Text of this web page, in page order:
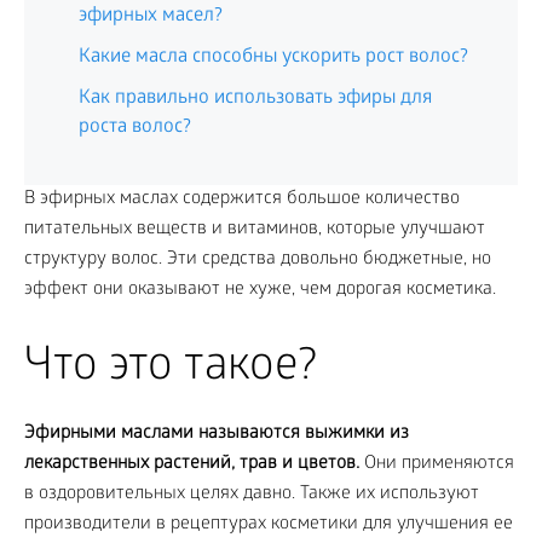
эфирных масел?
Какие масла способны ускорить рост волос?
Как правильно использовать эфиры для
роста волос?
В эфирных маслах содержится большое количество
питательных веществ и витаминов, которые улучшают
структуру волос. Эти средства довольно бюджетные, но
эффект они оказывают не хуже, чем дорогая косметика.
Что это такое?
Эфирными маслами называются выжимки из
лекарственных растений, трав и цветов. Они применяются
в оздоровительных целях давно. Также их используют
производители в рецептурах косметики для улучшения ее